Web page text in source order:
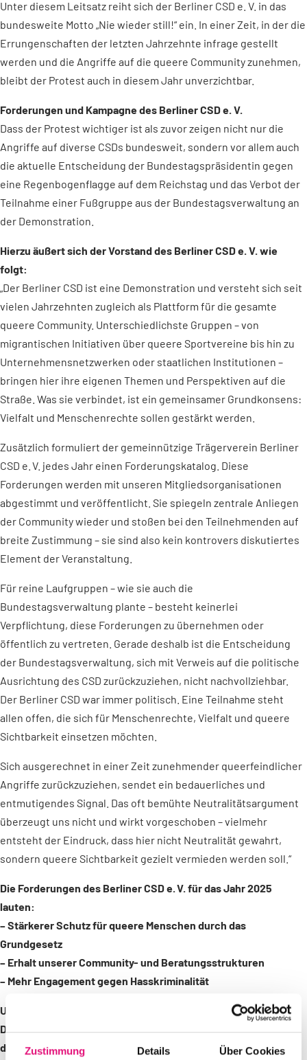
Zustimmung Details Über Cookies
Unter diesem Leitsatz reiht sich der Berliner CSD e. V. in das
bundesweite Motto „Nie wieder still!“ ein. In einer Zeit, in der die
Errungenschaften der letzten Jahrzehnte infrage gestellt
werden und die Angriffe auf die queere Community zunehmen,
bleibt der Protest auch in diesem Jahr unverzichtbar.
Forderungen und Kampagne des Berliner CSD e. V.
Dass der Protest wichtiger ist als zuvor zeigen nicht nur die
Angriffe auf diverse CSDs bundesweit, sondern vor allem auch
die aktuelle Entscheidung der Bundestagspräsidentin gegen
eine Regenbogenflagge auf dem Reichstag und das Verbot der
Teilnahme einer Fußgruppe aus der Bundestagsverwaltung an
der Demonstration.
Hierzu äußert sich der Vorstand des Berliner CSD e. V. wie
folgt:
„Der Berliner CSD ist eine Demonstration und versteht sich seit
vielen Jahrzehnten zugleich als Plattform für die gesamte
queere Community. Unterschiedlichste Gruppen – von
migrantischen Initiativen über queere Sportvereine bis hin zu
Unternehmensnetzwerken oder staatlichen Institutionen –
bringen hier ihre eigenen Themen und Perspektiven auf die
Straße. Was sie verbindet, ist ein gemeinsamer Grundkonsens:
Vielfalt und Menschenrechte sollen gestärkt werden.
Zusätzlich formuliert der gemeinnützige Trägerverein Berliner
CSD e. V. jedes Jahr einen Forderungskatalog. Diese
Forderungen werden mit unseren Mitgliedsorganisationen
abgestimmt und veröffentlicht. Sie spiegeln zentrale Anliegen
der Community wieder und stoßen bei den Teilnehmenden auf
breite Zustimmung – sie sind also kein kontrovers diskutiertes
Element der Veranstaltung.
Für reine Laufgruppen – wie sie auch die
Bundestagsverwaltung plante – besteht keinerlei
Verpflichtung, diese Forderungen zu übernehmen oder
öffentlich zu vertreten. Gerade deshalb ist die Entscheidung
der Bundestagsverwaltung, sich mit Verweis auf die politische
Ausrichtung des CSD zurückzuziehen, nicht nachvollziehbar.
Der Berliner CSD war immer politisch. Eine Teilnahme steht
allen offen, die sich für Menschenrechte, Vielfalt und queere
Sichtbarkeit einsetzen möchten.
Sich ausgerechnet in einer Zeit zunehmender queerfeindlicher
Angriffe zurückzuziehen, sendet ein bedauerliches und
entmutigendes Signal. Das oft bemühte Neutralitätsargument
überzeugt uns nicht und wirkt vorgeschoben – vielmehr
entsteht der Eindruck, dass hier nicht Neutralität gewahrt,
sondern queere Sichtbarkeit gezielt vermieden werden soll.“
Die Forderungen des Berliner CSD e. V. für das Jahr 2025
lauten:
– Stärkerer Schutz für queere Menschen durch das
Grundgesetz
– Erhalt unserer Community- und Beratungsstrukturen
– Mehr Engagement gegen Hasskriminalität
Update Spendenaufruf: Finanzielle Lücke ausgeglichen
Die finanzielle Lücke für den diesjährigen Berliner CSD konnte
durch zahlreiche Spenden und den kurzfristigen Zugewinn